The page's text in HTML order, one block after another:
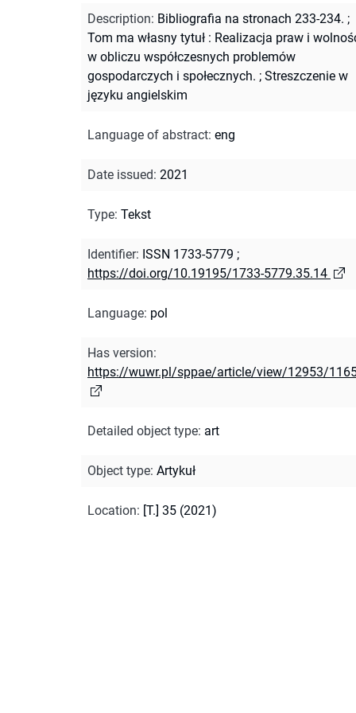
Description: Bibliografia na stronach 233-234. ;
Tom ma własny tytuł : Realizacja praw i
w obliczu współczesnych problemów
gospodarczych i społecznych. ; Streszczenie w
języku angielskim
Language of abstract: eng
Date issued: 2021
Type: Tekst
Identifier: ISSN 1733-5779 ;
https://doi.org/10.19195/1733-5779.35.14
Language: pol
Has version:
https://wuwr.pl/sppae/article/view/12953/
Detailed object type: art
Object type: Artykuł
Location: [T.] 35 (2021)